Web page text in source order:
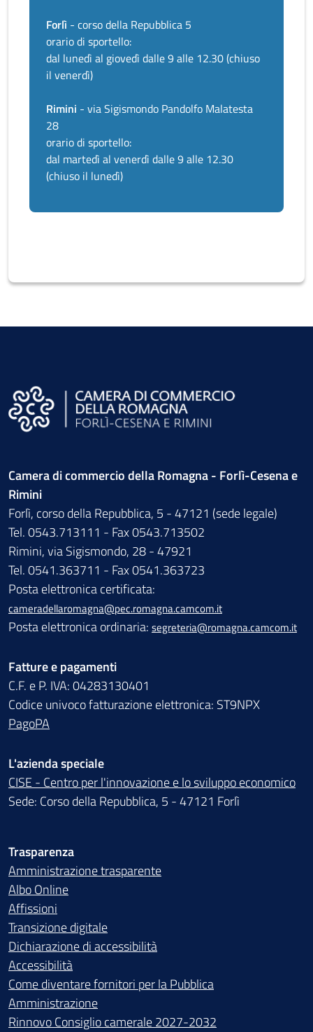
Forlì - corso della Repubblica 5
orario di sportello:
dal lunedì al giovedì dalle 9 alle 12.30 (chiuso
il venerdì)
Rimini - via Sigismondo Pandolfo Malatesta
28
orario di sportello:
dal martedì al venerdì dalle 9 alle 12.30
(chiuso il lunedì)
Camera di commercio della Romagna - Forlì-Cesena e
Rimini
Forlì, corso della Repubblica, 5 - 47121 (sede legale)
Tel. 0543.713111 - Fax 0543.713502
Rimini, via Sigismondo, 28 - 47921
Tel. 0541.363711 - Fax 0541.363723
Posta elettronica certificata:
cameradellaromagna@pec.romagna.camcom.it
Posta elettronica ordinaria: segreteria@romagna.camcom.it
Fatture e pagamenti
C.F. e P. IVA: 04283130401
Codice univoco fatturazione elettronica: ST9NPX
PagoPA
L'azienda speciale
CISE - Centro per l'innovazione e lo sviluppo economico
Sede: Corso della Repubblica, 5 - 47121 Forlì
Trasparenza
Amministrazione trasparente
Albo Online
Affissioni
Transizione digitale
Dichiarazione di accessibilità
Accessibilità
Come diventare fornitori per la Pubblica
Amministrazione
Rinnovo Consiglio camerale 2027-2032